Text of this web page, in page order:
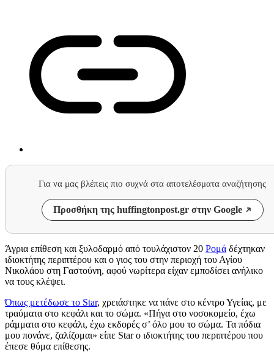
Για να μας βλέπεις πιο συχνά στα αποτελέσματα αναζήτησης
Προσθήκη της huffingtonpost.gr στην Google
Άγρια επίθεση και ξυλοδαρμό από τουλάχιστον 20 Ρομά δέχτηκαν
ιδιοκτήτης περιπτέρου και ο γιος του στην περιοχή του Αγίου
Νικολάου στη Γαστούνη, αφού νωρίτερα είχαν εμποδίσει ανήλικο
να τους κλέψει.
Όπως μετέδωσε το Star, χρειάστηκε να πάνε στο κέντρο Υγείας, με
τραύματα στο κεφάλι και το σώμα. «Πήγα στο νοσοκομείο, έχω
ράμματα στο κεφάλι, έχω εκδορές σ’ όλο μου το σώμα. Τα πόδια
μου πονάνε, ζαλίζομαι» είπε Star ο ιδιοκτήτης του περιπτέρου που
έπεσε θύμα επίθεσης.